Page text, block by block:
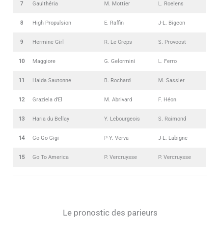
7 Gaulthéria M. Mottier L. Roelens
8 High Propulsion E. Raffin J-L. Bigeon
9 Hermine Girl R. Le Creps S. Provoost
10 Maggiore G. Gelormini L. Ferro
11 Haida Sautonne B. Rochard M. Sassier
12 Graziela d’El M. Abrivard F. Héon
13 Haria du Bellay Y. Lebourgeois S. Raimond
14 Go Go Gigi P-Y. Verva J-L. Labigne
15 Go To America P. Vercruysse P. Vercruysse
Le pronostic des parieurs